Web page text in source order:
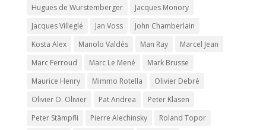
Hugues de Wurstemberger
Jacques Monory
Jacques Villeglé
Jan Voss
John Chamberlain
Kosta Alex
Manolo Valdés Man Ray
Marcel Jean
Marc Ferroud
Marc Le Mené
Mark Brusse
Maurice Henry
Mimmo Rotella
Olivier Debré
Olivier O. Olivier
Pat Andrea
Peter Klasen
Peter Stämpfli
Pierre Alechinsky
Roland Topor